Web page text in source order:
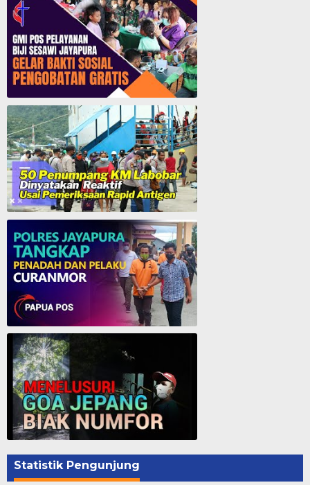
GMI Pos Pelayanan Biji Sesawi Jayapura Gelar Bakti Sosial Pengobatan Umum Gratis
50 Penumpang KM. Labobar Dinyatakan Reaktif Usai Pemeriksaan Rapid Antigen
Polres Jayapura Tangkap Penadah dan Pelaku Curanmor - Papua Pos
Statistik Pengunjung